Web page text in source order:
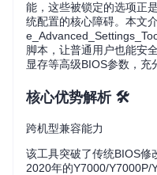
能，这些被锁定的选项正
统配置的核心障碍。本文
脚本，让普通用户也能安
显存等高级BIOS参数，充
核心优势解析 🛠️
跨机型兼容能力
该工具突破了传统BIOS修
2020年的Y7000/Y7000P/